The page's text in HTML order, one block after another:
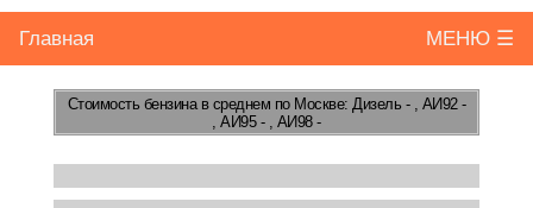
Главная МЕНЮ ☰
Стоимость бензинав среднем по Москве: Дизель - , АИ92 -
, АИ95 - , АИ98 -